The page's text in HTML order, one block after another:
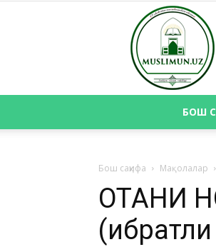
БОШ
Бош саҳифа Мақолалар
ОТАНИ